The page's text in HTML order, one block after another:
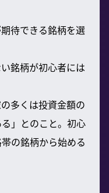
待できる銘柄を選
銘柄が初心者には
多くは投資金額の
」とのこと。初心
の銘柄から始める